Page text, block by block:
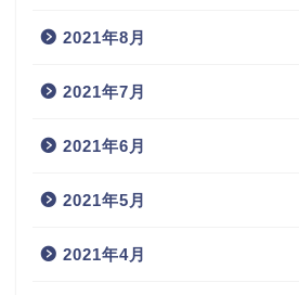
2021年8月
2021年7月
2021年6月
2021年5月
2021年4月